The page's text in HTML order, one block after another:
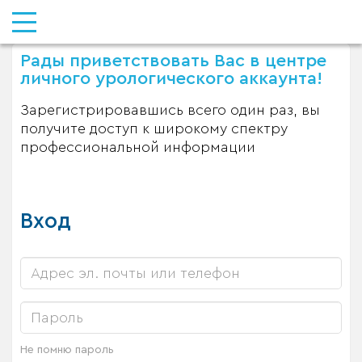
Рады приветствовать Вас в центре
личного урологического аккаунта!
Зарегистрировавшись всего один раз, вы
получите доступ к широкому спектру
профессиональной информации
Вход
Не помню пароль